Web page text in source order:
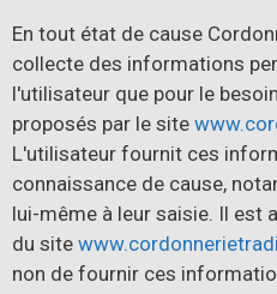
En tout état de cause
collecte des informations
l'utilisateur que pour le
proposés par le site
L'utilisateur fournit ces
connaissance de cause,
lui-même à leur saisie. Il est
du site
non de fournir ces